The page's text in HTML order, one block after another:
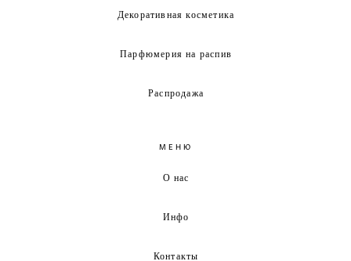
Декоративная косметика
Парфюмерия на распив
Распродажа
МЕНЮ
О нас
Инфо
Контакты